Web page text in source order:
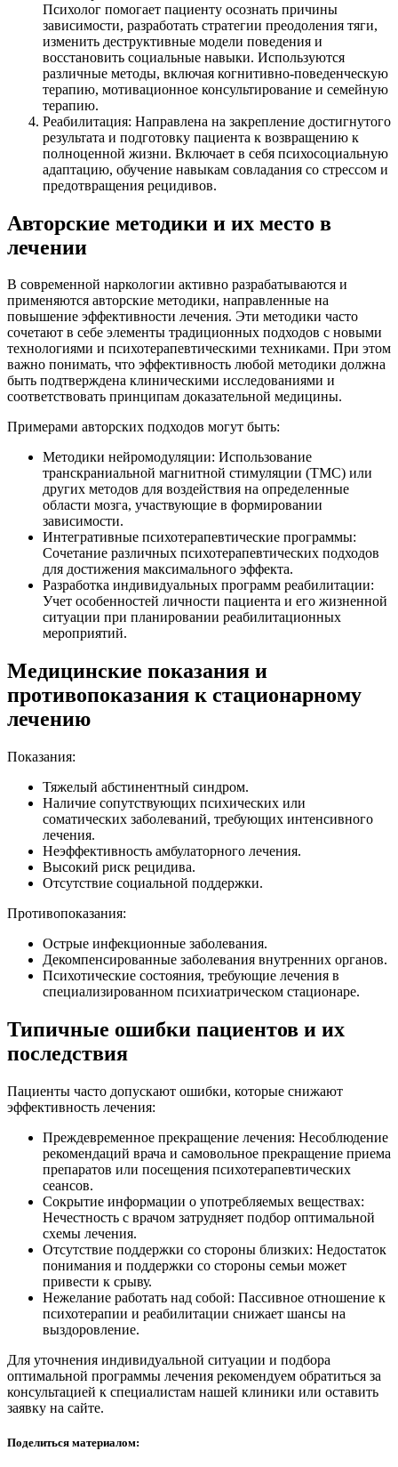
Психолог помогает пациенту осознать причины
зависимости, разработать стратегии преодоления тяги,
изменить деструктивные модели поведения и
восстановить социальные навыки. Используются
различные методы, включая когнитивно-поведенческую
терапию, мотивационное консультирование и семейную
терапию.
Реабилитация: Направлена на закрепление достигнутого
результата и подготовку пациента к возвращению к
полноценной жизни. Включает в себя психосоциальную
адаптацию, обучение навыкам совладания со стрессом и
предотвращения рецидивов.
Авторские методики и их место в
лечении
В современной наркологии активно разрабатываются и
применяются авторские методики, направленные на
повышение эффективности лечения. Эти методики часто
сочетают в себе элементы традиционных подходов с новыми
технологиями и психотерапевтическими техниками. При этом
важно понимать, что эффективность любой методики должна
быть подтверждена клиническими исследованиями и
соответствовать принципам доказательной медицины.
Примерами авторских подходов могут быть:
Методики нейромодуляции: Использование
транскраниальной магнитной стимуляции (ТМС) или
других методов для воздействия на определенные
области мозга, участвующие в формировании
зависимости.
Интегративные психотерапевтические программы:
Сочетание различных психотерапевтических подходов
для достижения максимального эффекта.
Разработка индивидуальных программ реабилитации:
Учет особенностей личности пациента и его жизненной
ситуации при планировании реабилитационных
мероприятий.
Медицинские показания и
противопоказания к стационарному
лечению
Показания:
Тяжелый абстинентный синдром.
Наличие сопутствующих психических или
соматических заболеваний, требующих интенсивного
лечения.
Неэффективность амбулаторного лечения.
Высокий риск рецидива.
Отсутствие социальной поддержки.
Противопоказания:
Острые инфекционные заболевания.
Декомпенсированные заболевания внутренних органов.
Психотические состояния, требующие лечения в
специализированном психиатрическом стационаре.
Типичные ошибки пациентов и их
последствия
Пациенты часто допускают ошибки, которые снижают
эффективность лечения:
Преждевременное прекращение лечения: Несоблюдение
рекомендаций врача и самовольное прекращение приема
препаратов или посещения психотерапевтических
сеансов.
Сокрытие информации о употребляемых веществах:
Нечестность с врачом затрудняет подбор оптимальной
схемы лечения.
Отсутствие поддержки со стороны близких: Недостаток
понимания и поддержки со стороны семьи может
привести к срыву.
Нежелание работать над собой: Пассивное отношение к
психотерапии и реабилитации снижает шансы на
выздоровление.
Для уточнения индивидуальной ситуации и подбора
оптимальной программы лечения рекомендуем обратиться за
консультацией к специалистам нашей клиники или оставить
заявку на сайте.
Поделиться материалом: